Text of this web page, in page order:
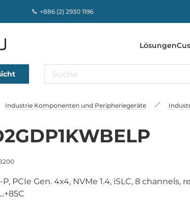
+886 (2) 2930 1196
Lösungen
Industrie Komponenten und Peripheriegeräte
P, PCIe Gen. 4x4, NVMe 1.4, iSLC, 8 channels,